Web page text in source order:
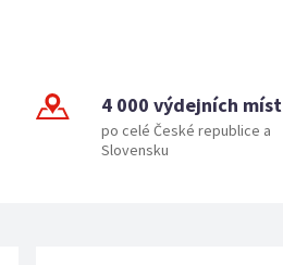
4 000 výdejních míst
po celé České republice a
Slovensku